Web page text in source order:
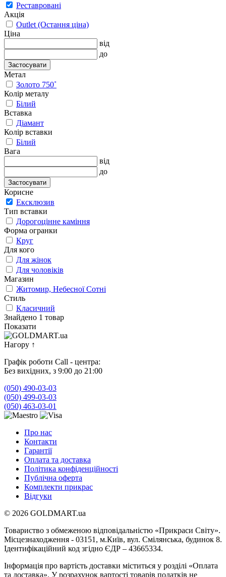
Реставровані
Акція
Outlet (Остання ціна)
Ціна
від
до
Застосувати
Метал
Золото 750˚
Колір металу
Білий
Вставка
Діамант
Колір вставки
Білий
Вага
від
до
Застосувати
Корисне
Ексклюзив
Тип вставки
Дорогоцінне каміння
Форма огранки
Круг
Для кого
Для жінок
Для чоловіків
Магазин
Житомир, Небесної Сотні
Стиль
Класичний
Знайдено 1 товар
Показати
Нагору ↑
Графік роботи Call - центра:
Без вихідних, з 9:00 до 21:00
(050) 490-03-03
(050) 499-03-03
(050) 463-03-01
Про нас
Контакти
Гарантії
Оплата та доставка
Політика конфіденційності
Публічна оферта
Комплекти прикрас
Відгуки
© 2026 GOLDMART.ua
Товариство з обмеженою відповідальністю «Прикраси Світу».
Місцезнаходження - 03151, м.Київ, вул. Смілянська, будинок 8.
Ідентифікаційний код згідно ЄДР – 43665334.
Інформація про вартість доставки міститься у розділі «Оплата
та доставка». У розрахунок вартості товарів податків не